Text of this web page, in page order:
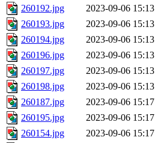
260192.jpg
2023-09-06 15:13
260193.jpg
2023-09-06 15:13
260194.jpg
2023-09-06 15:13
260196.jpg
2023-09-06 15:13
260197.jpg
2023-09-06 15:13
260198.jpg
2023-09-06 15:13
260187.jpg
2023-09-06 15:17
260195.jpg
2023-09-06 15:17
260154.jpg
2023-09-06 15:17